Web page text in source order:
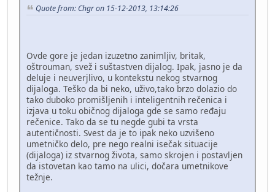
Quote from: Chgr on 15-12-2013, 13:14:26
Ovde gore je jedan izuzetno zanimljiv, britak,
oštrouman, svež i suštastven dijalog. Ipak, jasno je da
deluje i neuverjlivo, u kontekstu nekog stvarnog
dijaloga. Teško da bi neko, uživo,tako brzo dolazio do
tako duboko promišljenih i inteligentnih rečenica i
izjava u toku običnog dijaloga gde se samo ređaju
rečenice. Tako da se tu negde gubi ta vrsta
autentičnosti. Svest da je to ipak neko uzvišeno
umetničko delo, pre nego realni isečak situacije
(dijaloga) iz stvarnog života, samo skrojen i postavljen
da istovetan kao tamo na ulici, dočara umetnikove
težnje.